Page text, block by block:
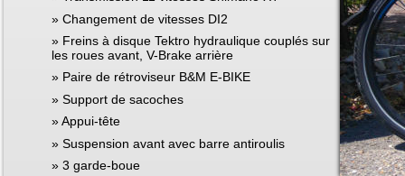
Changement de vitesses DI2
Freins à disque Tektro hydraulique couplés sur
les roues avant, V-Brake arrière
Paire de rétroviseur B&M E-BIKE
Support de sacoches
Appui-tête
Suspension avant avec barre antiroulis
3 garde-boue